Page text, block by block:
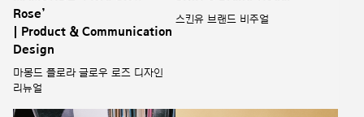
Rose’
| Product & Communication
Design
마몽드 플로라 글로우 로즈 디자인
리뉴얼
스킨유 브랜드 비주얼